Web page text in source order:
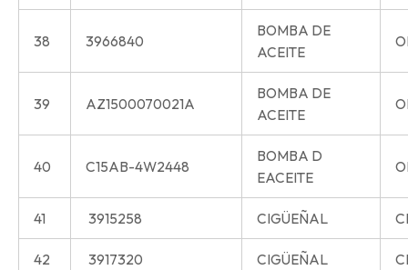
38 3966840
BOMBA DE
ACEITE
39 AZ1500070021A
BOMBA DE
ACEITE
40 C15AB-4W2448
BOMBA D
EACEITE
41 3915258 CIGÜEÑAL
42 3917320 CIGÜEÑAL